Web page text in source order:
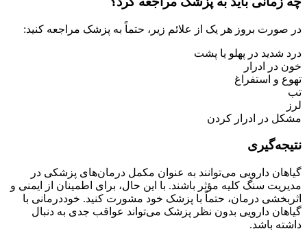
در صورت بروز هر یک از علائم زیر، حتماً به پزشک مراجعه کنید:
درد شدید در پهلو یا پشت
خون در ادرار
تهوع و استفراغ
تب
لرز
مشکل در ادرار کردن
نتیجه‌گیری
گیاهان دارویی می‌توانند به عنوان مکمل درمان‌های پزشکی در
مدیریت سنگ کلیه مؤثر باشند. با این حال، برای اطمینان از ایمنی و
اثربخشی درمان، حتماً با پزشک خود مشورت کنید. خوددرمانی با
گیاهان دارویی بدون نظر پزشک می‌تواند عواقب جدی به دنبال
داشته باشد.